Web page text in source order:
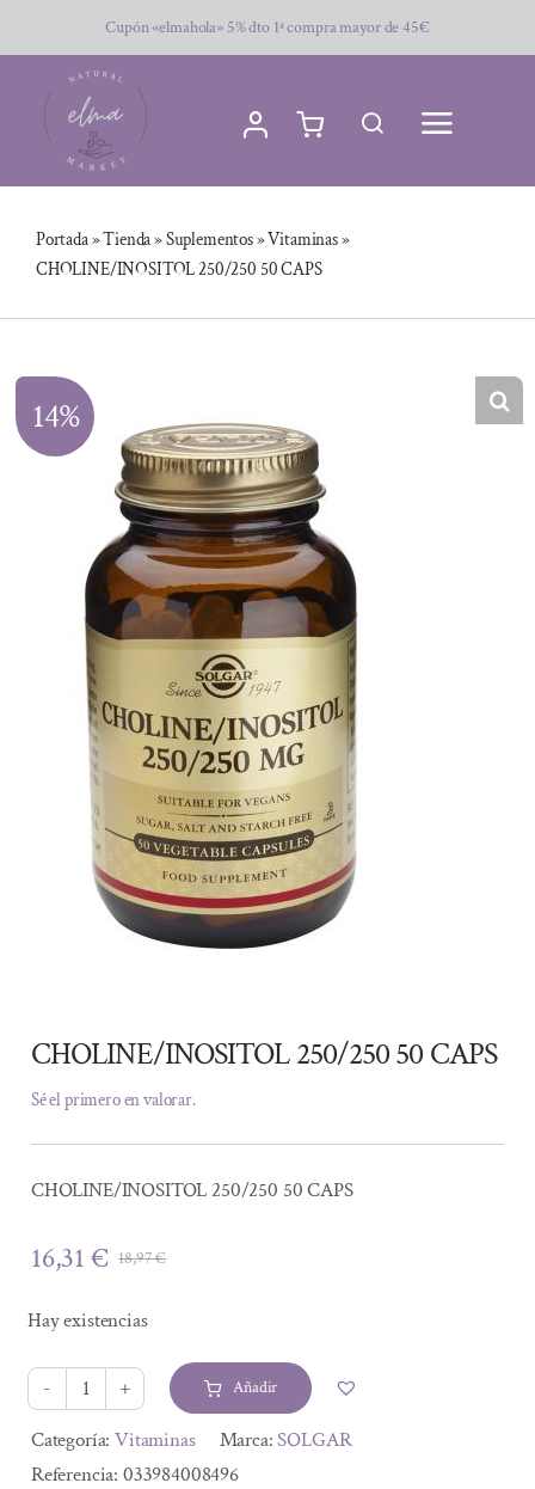
al
contenido
Cupón «elmahola» 5% dto 1ª compra mayor de 45€
Portada»Tienda»Suplementos»Vitaminas»
CHOLINE/INOSITOL 250/250 50 CAPS
14%
CHOLINE/INOSITOL 250/250 50 CAPS
Sé el primero en valorar.
CHOLINE/INOSITOL 250/250 50 CAPS
18,97€El
era:
18,97 €.
16,31€
El
es:
16,31 €.
Hay existencias
CHOLINE/INOSITOL
250/250
50
Añadir
Alternative:
Categoría:Vitaminas Marca:SOLGAR
Referencia: 033984008496